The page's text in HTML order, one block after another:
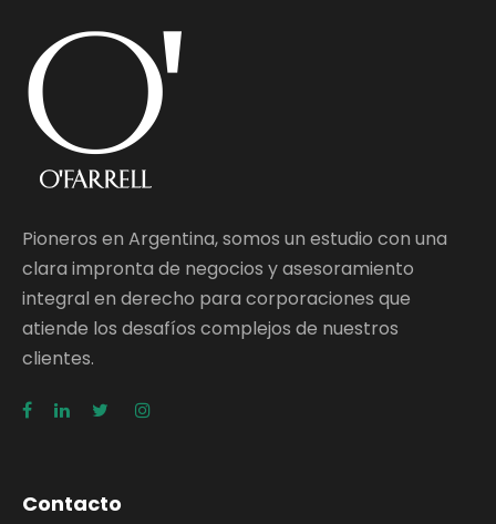
Pioneros en Argentina, somos un estudio con una
clara impronta de negocios y asesoramiento
integral en derecho para corporaciones que
atiende los desafíos complejos de nuestros
clientes.
Contacto